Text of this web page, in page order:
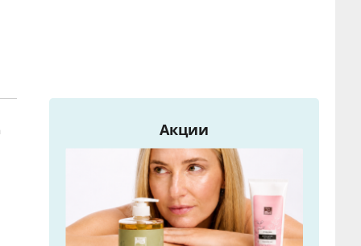
Акции